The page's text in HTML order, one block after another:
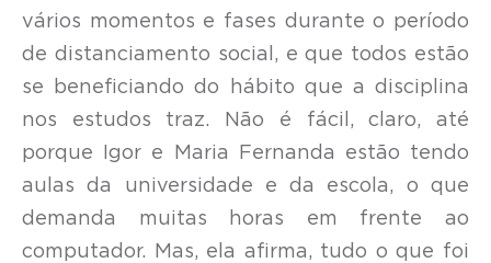
vários momentos e fases durante o período
de distanciamento social, e que todos estão
se beneficiando do hábito que a disciplina
nos estudos traz. Não é fácil, claro, até
porque Igor e Maria Fernanda estão tendo
aulas da universidade e da escola, o que
demanda muitas horas em frente ao
computador. Mas, ela afirma, tudo o que foi